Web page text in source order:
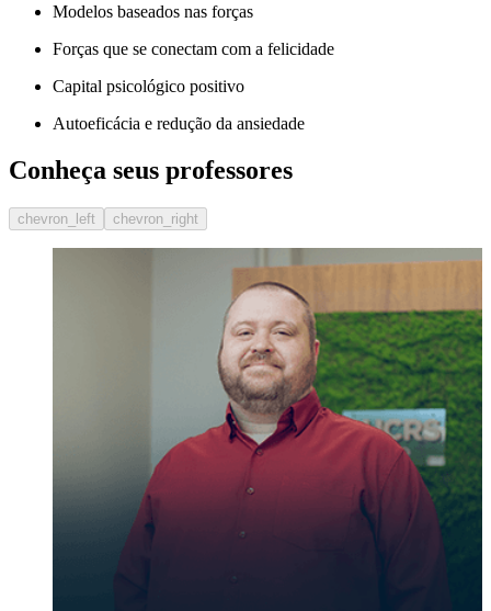
Modelos baseados nas forças
Forças que se conectam com a felicidade
Capital psicológico positivo
Autoeficácia e redução da ansiedade
Conheça seus professores
chevron_left chevron_right